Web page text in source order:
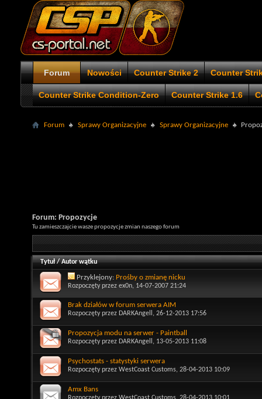
Forum Nowości Counter Strike 2 Counter
Counter Strike Condition-Zero Counter Strike 1.6
Forum Sprawy Organizacyjne Sprawy Organizacyjne
Forum: Propozycje
Tu zamieszczajcie wasze propozycje zmian naszego forum
Tytuł/Autor wątku
Przyklejony: Prośby o zmianę nicku
Rozpoczęty przez ex0n, 14-07-2007 21:24
Brak działów w forum serwera AIM
Rozpoczęty przez DARKAngell , 26-12-2013 17:56
Propozycja modu na serwer - Paintball
Rozpoczęty przez DARKAngell , 13-05-2013 11:08
Psychostats - statystyki serwera
Rozpoczęty przez WestCoast Customs, 28-04-2013 10:09
Amx Bans